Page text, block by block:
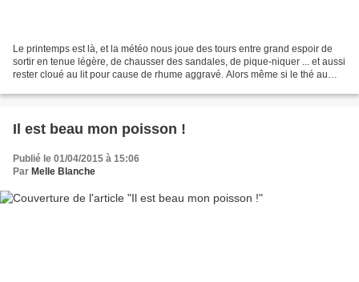
Le printemps est là, et la météo nous joue des tours entre grand espoir de
sortir en tenue légère, de chausser des sandales, de pique-niquer ... et aussi
rester cloué au lit pour cause de rhume aggravé. Alors même si le thé au
Il est beau mon poisson !
Publié le 01/04/2015 à 15:06
Par Melle Blanche